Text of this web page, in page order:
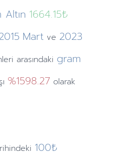
Altın 1664.15₺
Mart ve 2023
arasındaki gram
%1598.27 olarak
100₺